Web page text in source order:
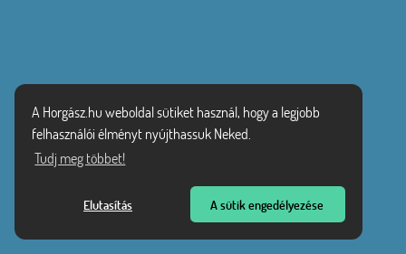
A Horgász.hu weboldal sütiket használ, hogy a legjobb
felhasználói élményt nyújthassuk Neked.
Tudj meg többet!
Elutasítás A sütik engedélyezése